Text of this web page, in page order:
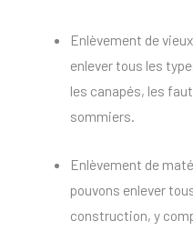
Enlèvement de
enlever tous les
les canapés, les
sommiers.
Enlèvement de
pouvons enlever
construction, y